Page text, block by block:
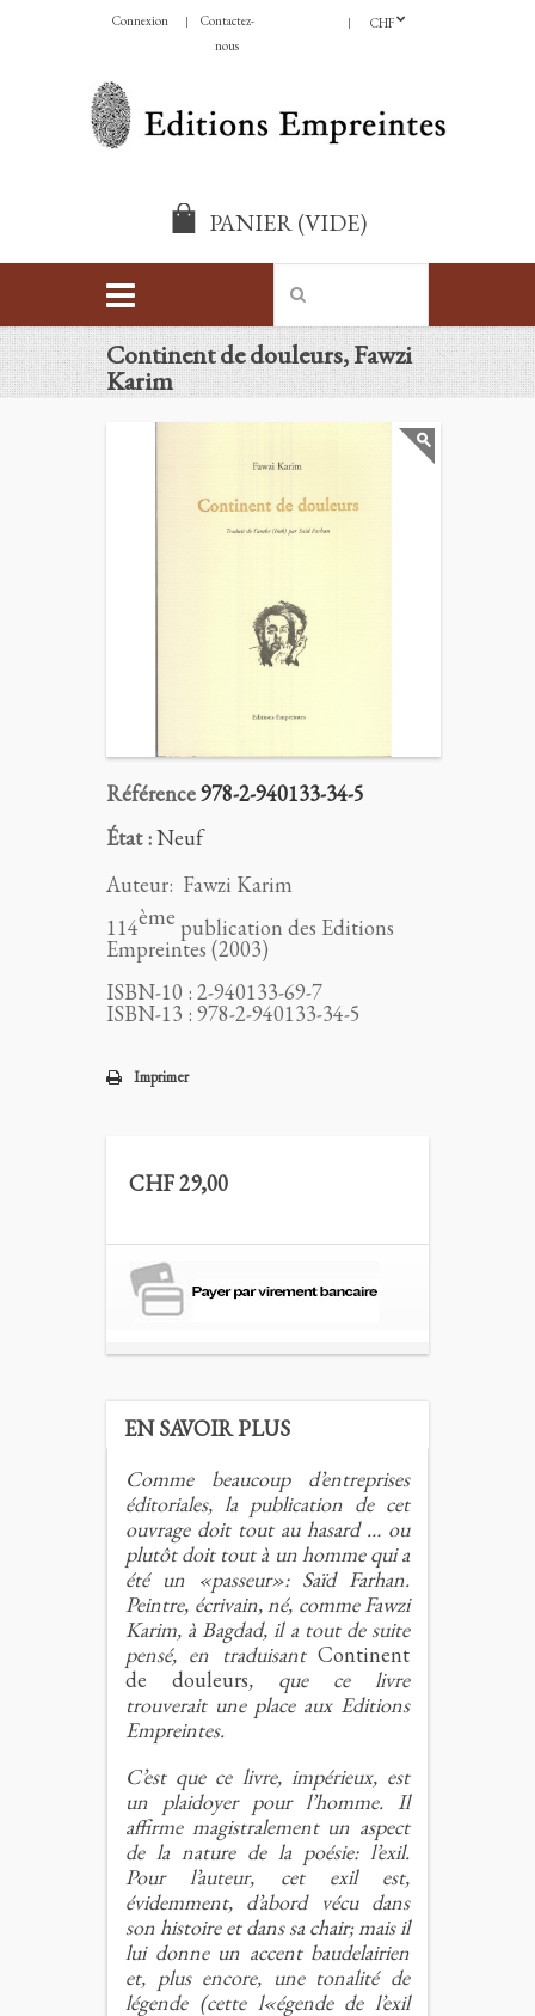
Connexion CHF
Contactez-
nous
PANIER(VIDE)
Continent de douleurs, Fawzi
Karim
Référence978-2-940133-34-5
État :Neuf
Auteur: Fawzi Karim
114ème publication des Editions
Empreintes (2003)
ISBN-10 : 2-940133-69-7
ISBN-13 : 978-2-940133-34-5
Imprimer
CHF 29,00
EN SAVOIR PLUS
Comme beaucoup d’entreprises
éditoriales, la publication de cet
ouvrage doit tout au hasard … ou
plutôt doit tout à un homme qui a
été un «passeur»: Saïd Farhan.
Peintre, écrivain, né, comme Fawzi
Karim, à Bagdad, il a tout de suite
pensé, en traduisant Continent
de douleurs, que ce livre
trouverait une place aux Editions
Empreintes.
C’est que ce livre, impérieux, est
un plaidoyer pour l’homme. Il
affirme magistralement un aspect
de la nature de la poésie: l’exil.
Pour l’auteur, cet exil est,
évidemment, d’abord vécu dans
son histoire et dans sa chair; mais il
lui donne un accent baudelairien
et, plus encore, une tonalité de
légende (cette l«égende de l’exil